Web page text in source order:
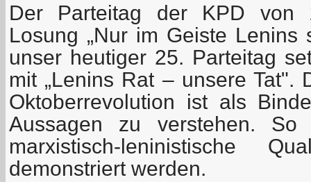
Der Parteitag der KPD von
Losung „Nur im Geiste
unser heutiger 25. Parteitag
mit „Lenins Rat – unsere Tat".
Oktoberrevolution ist als
Aussagen zu verstehen.
marxistisch-leninistische
demonstriert werden.